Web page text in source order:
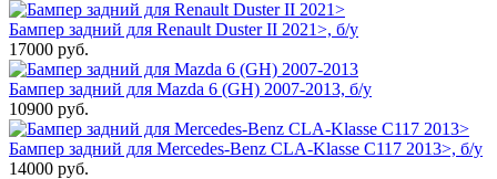
Бампер задний для Renault Duster II 2021>, б/у
17000 руб.
Бампер задний для Mazda 6 (GH) 2007-2013, б/у
10900 руб.
Бампер задний для Mercedes-Benz CLA-Klasse C117 2013>, б/у
14000 руб.